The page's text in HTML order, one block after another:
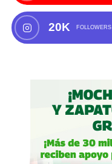
20K FOLLOWERS